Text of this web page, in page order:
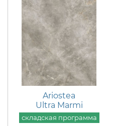
Ariostea
Ultra Marmi